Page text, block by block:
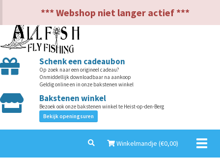
*** Webshop niet langer actief ***
Schenk een cadeaubon
Op zoek naar een origineel cadeau?
Onmiddellijk downloadbaar na aankoop
Geldig online en in onze bakstenen winkel
Bakstenen winkel
Bezoek ook onze bakstenen winkel te Heist-op-den-Berg
Bekijk openingsuren
Winkelmandje (€0,00)